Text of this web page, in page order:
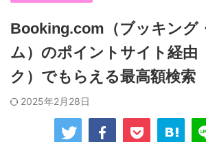
Booking.com（ブッキング
ム）のポイントサイト経由
ク）でもらえる最高額検索
2025年2月28日